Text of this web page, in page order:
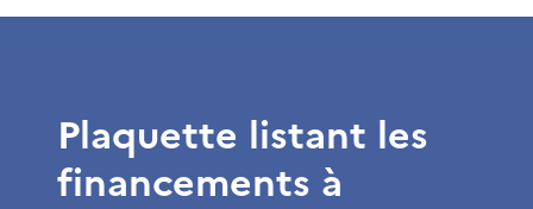
Plaquette listant les
financements à